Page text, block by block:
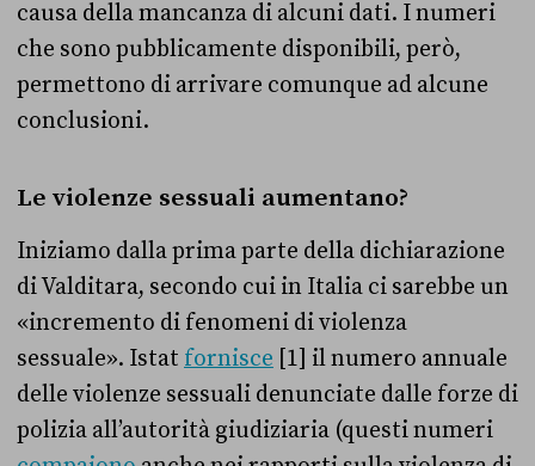
causa della mancanza di alcuni dati. I numeri
che sono pubblicamente disponibili, però,
permettono di arrivare comunque ad alcune
conclusioni.
Le violenze sessuali aumentano?
Iniziamo dalla prima parte della dichiarazione
di Valditara, secondo cui in Italia ci sarebbe un
«incremento di fenomeni di violenza
sessuale». Istat fornisce [1] il numero annuale
delle violenze sessuali denunciate dalle forze di
polizia all’autorità giudiziaria (questi numeri